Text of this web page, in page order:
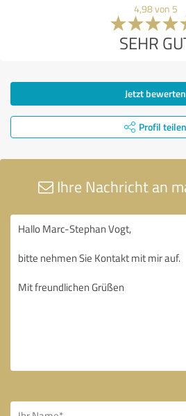
4,98 von 5
SEHR
Jetzt bewerten
Profil teilen
Ihre Nachricht an